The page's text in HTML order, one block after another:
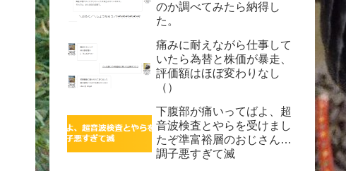
のか調べてみたら納得し
た。
痛みに耐えながら仕事して
いたら為替と株価が暴走、
評価額はほぼ変わりなし
（）
下腹部が痛いってばよ、超
音波検査とやらを受けまし
たぞ準富裕層のおじさん…
調子悪すぎて滅